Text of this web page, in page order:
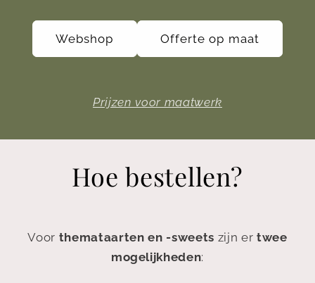
Webshop Offerte op maat
Prijzen voor maatwerk
Hoe bestellen?
Voor themataarten en -sweets zijn er twee
mogelijkheden: